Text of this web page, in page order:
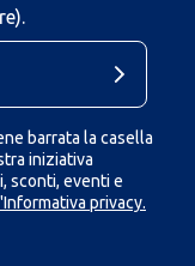
barrata la casella
iniziativa
sconti, eventi e
privacy.